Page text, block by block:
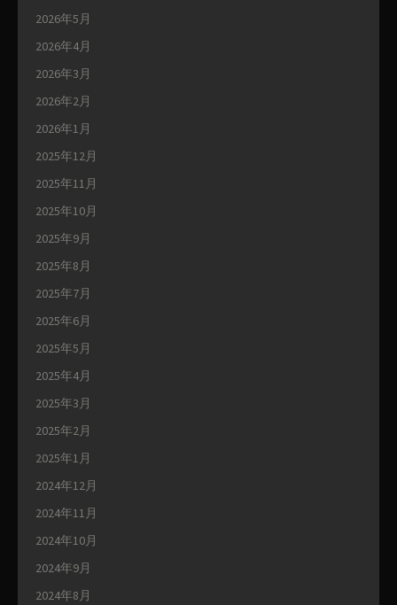
2026年5月
2026年4月
2026年3月
2026年2月
2026年1月
2025年12月
2025年11月
2025年10月
2025年9月
2025年8月
2025年7月
2025年6月
2025年5月
2025年4月
2025年3月
2025年2月
2025年1月
2024年12月
2024年11月
2024年10月
2024年9月
2024年8月